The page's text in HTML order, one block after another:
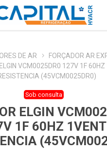
DE AR
FORÇADOR AR
VCM0025DR0 127V 1F 60HZ
(45VCM0025DR0)
Sob consulta
ELGIN
1F 60HZ 1VENT